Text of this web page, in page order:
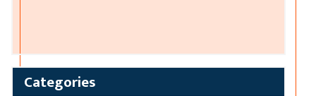
Categories